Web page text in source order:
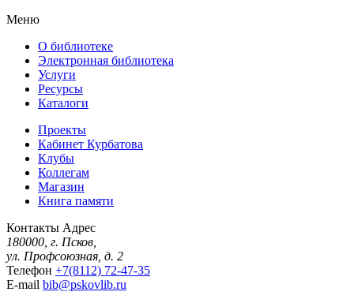
Меню
О библиотеке
Электронная библиотека
Услуги
Ресурсы
Каталоги
Проекты
Кабинет Курбатова
Клубы
Коллегам
Магазин
Книга памяти
Контакты Адрес
180000, г. Псков,
ул. Профсоюзная, д. 2
Телефон +7(8112) 72-47-35
E-mail bib@pskovlib.ru